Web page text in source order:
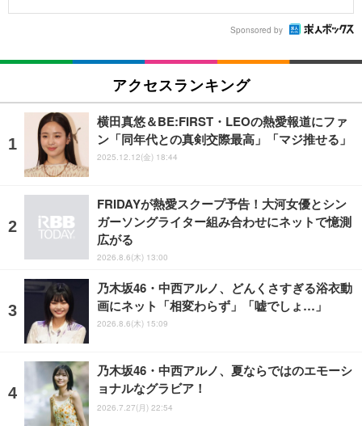
Sponsored by
アクセスランキング
横田真悠＆BE:FIRST・LEOの熱愛報道にファ
ン「同年代との真剣交際最高」「マジ推せる」
2025.12.12(金) 18:44
FRIDAYが熱愛スクープ予告！大河女優とシン
ガーソングライター組み合わせにネットで憶測
広がる
2026.8.6(木) 13:00
乃木坂46・中西アルノ、どんくさすぎる浴衣動
画にネット「相変わらず」「嘘でしょ…」
2026.8.6(木) 15:09
乃木坂46・中西アルノ、夏ならではのエモーシ
ョナルなグラビア！
2026.7.27(月) 22:54